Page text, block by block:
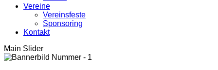
Vereine
Vereinsfeste
Sponsoring
Kontakt
Main Slider